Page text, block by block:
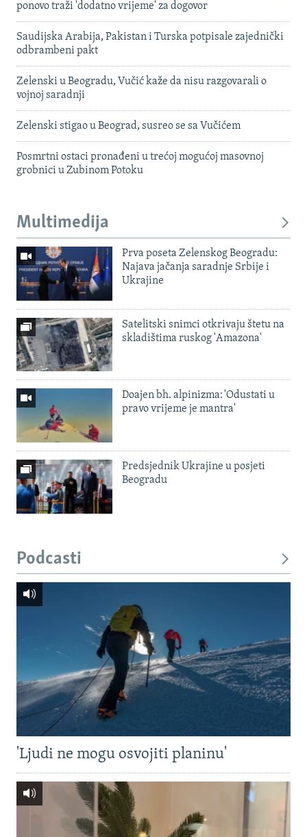
ponovo traži 'dodatno vrijeme' za dogovor
Saudijska Arabija, Pakistan i Turska potpisale zajednički
odbrambeni pakt
Zelenski u Beogradu, Vučić kaže da nisu razgovarali o
vojnoj saradnji
Zelenski stigao u Beograd, susreo se sa Vučićem
Posmrtni ostaci pronađeni u trećoj mogućoj masovnoj
grobnici u Zubinom Potoku
Multimedija
Prva poseta Zelenskog Beogradu:
Najava jačanja saradnje Srbije i
Ukrajine
Satelitski snimci otkrivaju štetu na
skladištima ruskog 'Amazona'
Doajen bh. alpinizma: 'Odustati u
pravo vrijeme je mantra'
Predsjednik Ukrajine u posjeti
Beogradu
Podcasti
'Ljudi ne mogu osvojiti planinu'